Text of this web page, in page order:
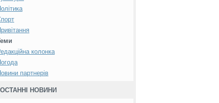
колонка
партнерів
ОСТАННІ НОВИНИ